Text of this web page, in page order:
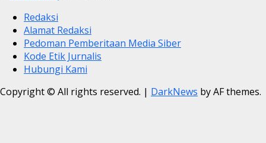
Redaksi
Alamat Redaksi
Pedoman Pemberitaan Media Siber
Kode Etik Jurnalis
Hubungi Kami
Copyright © All rights reserved. | DarkNews by AF themes.